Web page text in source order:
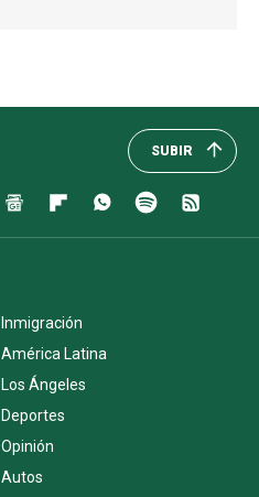
SUBIR
Inmigración
América Latina
Los Ángeles
Deportes
Opinión
Autos